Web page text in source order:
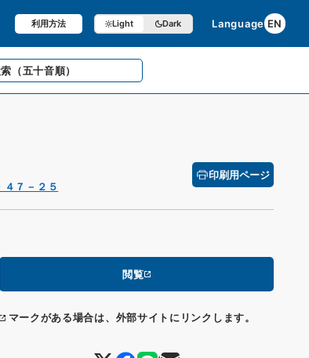
利用方法 Light Dark Language EN
（五十音順）
４７－２５
印刷用ページ
閲覧
マークがある場合は、外部サイトにリンクします。